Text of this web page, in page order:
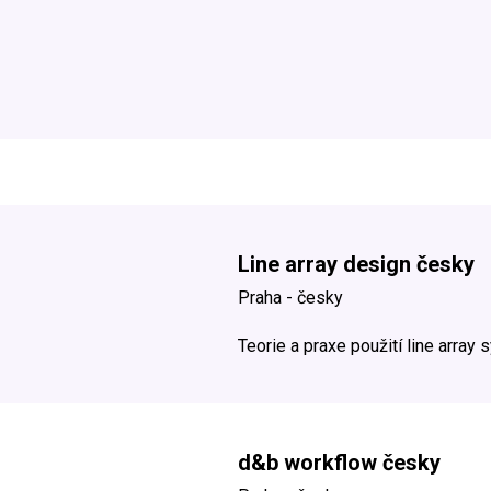
Line array design česky
Praha - česky
Teorie a praxe použití line array
d&b workflow česky